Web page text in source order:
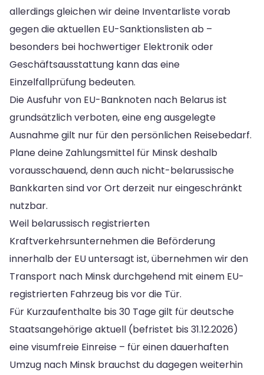
allerdings gleichen wir deine Inventarliste vorab
gegen die aktuellen EU-Sanktionslisten ab –
besonders bei hochwertiger Elektronik oder
Geschäftsausstattung kann das eine
Einzelfallprüfung bedeuten.
Die Ausfuhr von EU-Banknoten nach Belarus ist
grundsätzlich verboten, eine eng ausgelegte
Ausnahme gilt nur für den persönlichen Reisebedarf.
Plane deine Zahlungsmittel für Minsk deshalb
vorausschauend, denn auch nicht-belarussische
Bankkarten sind vor Ort derzeit nur eingeschränkt
nutzbar.
Weil belarussisch registrierten
Kraftverkehrsunternehmen die Beförderung
innerhalb der EU untersagt ist, übernehmen wir den
Transport nach Minsk durchgehend mit einem EU-
registrierten Fahrzeug bis vor die Tür.
Für Kurzaufenthalte bis 30 Tage gilt für deutsche
Staatsangehörige aktuell (befristet bis 31.12.2026)
eine visumfreie Einreise – für einen dauerhaften
Umzug nach Minsk brauchst du dagegen weiterhin